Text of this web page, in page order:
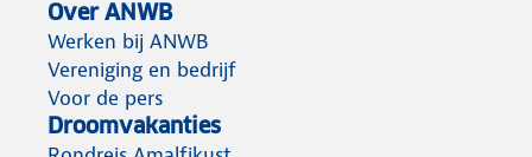
Over ANWB
Werken bij ANWB
Vereniging en bedrijf
Voor de pers
Droomvakanties